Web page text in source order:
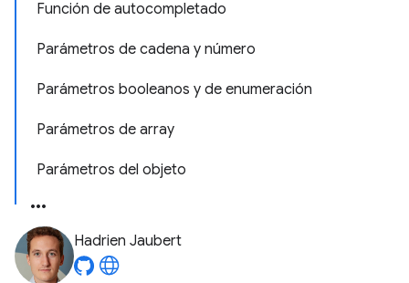
Función de autocompletado
Parámetros de cadena y número
Parámetros booleanos y de enumeración
Parámetros de array
Parámetros del objeto
Hadrien Jaubert